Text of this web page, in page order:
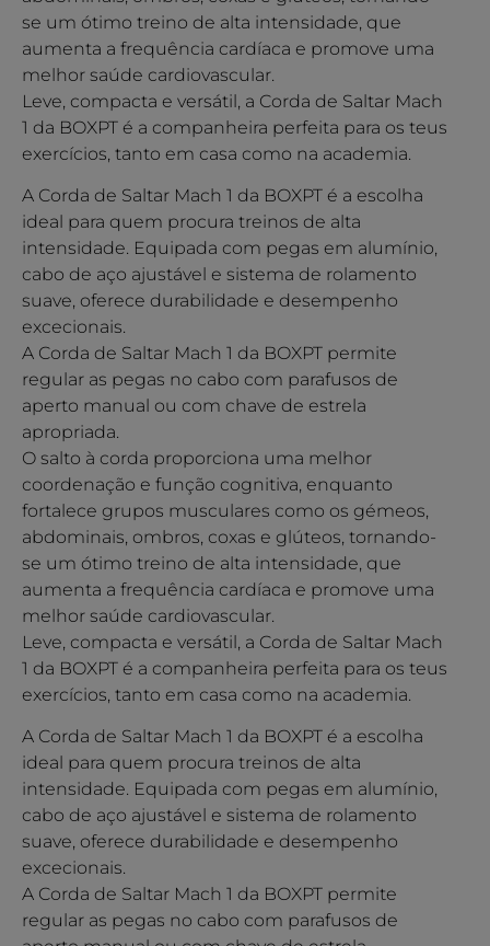
se um ótimo treino de alta intensidade, que
aumenta a frequência cardíaca e promove uma
melhor saúde cardiovascular.
Leve, compacta e versátil, a Corda de Saltar Mach
1 da BOXPT é a companheira perfeita para os teus
exercícios, tanto em casa como na academia.
A Corda de Saltar Mach 1 da BOXPT é a escolha
ideal para quem procura treinos de alta
intensidade. Equipada com pegas em alumínio,
cabo de aço ajustável e sistema de rolamento
suave, oferece durabilidade e desempenho
excecionais.
A Corda de Saltar Mach 1 da BOXPT permite
regular as pegas no cabo com parafusos de
aperto manual ou com chave de estrela
apropriada.
O salto à corda proporciona uma melhor
coordenação e função cognitiva, enquanto
fortalece grupos musculares como os gémeos,
abdominais, ombros, coxas e glúteos, tornando-
se um ótimo treino de alta intensidade, que
aumenta a frequência cardíaca e promove uma
melhor saúde cardiovascular.
Leve, compacta e versátil, a Corda de Saltar Mach
1 da BOXPT é a companheira perfeita para os teus
exercícios, tanto em casa como na academia.
A Corda de Saltar Mach 1 da BOXPT é a escolha
ideal para quem procura treinos de alta
intensidade. Equipada com pegas em alumínio,
cabo de aço ajustável e sistema de rolamento
suave, oferece durabilidade e desempenho
excecionais.
A Corda de Saltar Mach 1 da BOXPT permite
regular as pegas no cabo com parafusos de